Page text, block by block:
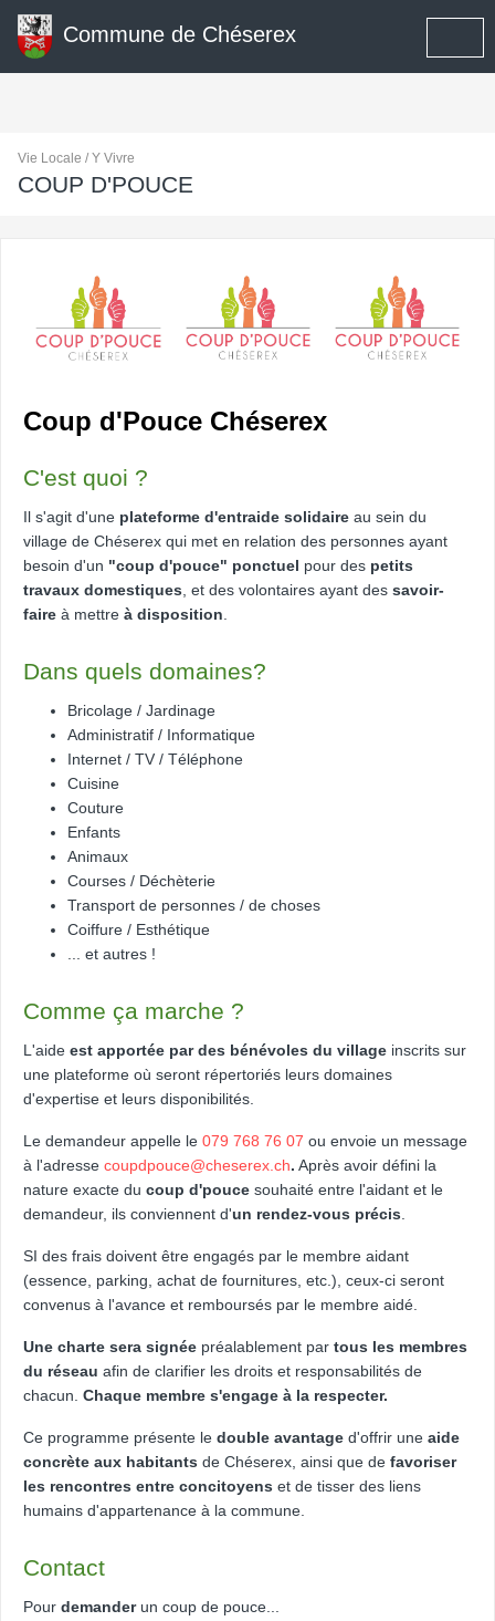
Commune de Chéserex
Vie Locale / Y Vivre
COUP D'POUCE
Coup d'Pouce Chéserex
C'est quoi ?
Il s'agit d'une plateforme d'entraide solidaire au sein du
village de Chéserex qui met en relation des personnes ayant
besoin d'un "coup d'pouce" ponctuel pour des petits
travaux domestiques , et des volontaires ayant des savoir-
faire à mettre à disposition
Dans quels domaines?
Bricolage / Jardinage
Administratif / Informatique
Internet / TV / Téléphone
Cuisine
Couture
Enfants
Animaux
Courses / Déchèterie
Transport de personnes / de choses
Coiffure / Esthétique
... et autres !
Comme ça marche ?
L'aide est apportée par des bénévoles du village inscrits sur
une plateforme où seront répertoriés leurs domaines
d'expertise et leurs disponibilités.
Le demandeur appelle le 079 768 76 07 ou envoie un message
à l'adresse coupdpouce@cheserex.ch. Après avoir défini la
nature exacte du coup d'pouce souhaité entre l'aidant et le
demandeur, ils conviennent d'un rendez-vous précis
SI des frais doivent être engagés par le membre aidant
(essence, parking, achat de fournitures, etc.), ceux-ci seront
convenus à l'avance et remboursés par le membre aidé.
Une charte sera signée préalablement par tous les membres
du réseau afin de clarifier les droits et responsabilités de
chacun. Chaque membre s'engage à la respecter.
Ce programme présente le double avantage d'offrir une aide
concrète aux habitants de Chéserex, ainsi que de favoriser
les rencontres entre concitoyens et de tisser des liens
humains d'appartenance à la commune.
Contact
Pour demander un coup de pouce...